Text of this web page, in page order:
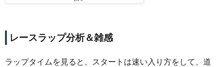
レースラップ分析＆雑感
ラップタイムを見ると、スタートは速い入り方をして、道